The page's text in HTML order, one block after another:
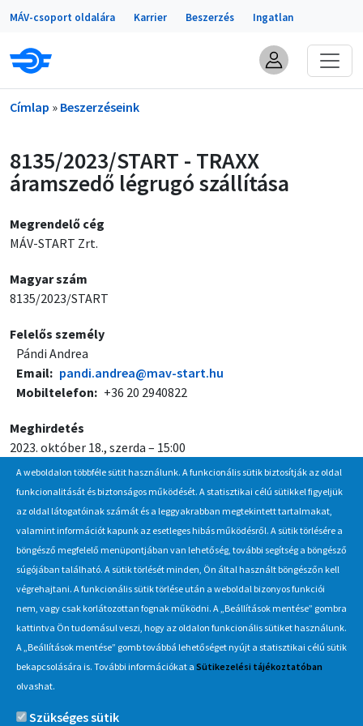
Ugrás a tartalomra
Portálok
MÁV-csoport oldalára Karrier Beszerzés Ingatlan
Morzsa
Címlap Beszerzéseink
8135/2023/START - TRAXX
áramszedő légrugó szállítása
Megrendelő cég
MÁV-START Zrt.
Magyar szám
8135/2023/START
Felelős személy
Pándi Andrea
Email
pandi.andrea@mav-start.hu
Mobiltelefon
+36 20 2940822
Meghirdetés
2023. október 18., szerda – 15:00
Jelentkezési / beadási határidő
2023. november 6., hétfő – 10:00
Hírlevél
Iratkozzon fel Beszerzés Hírlevél szolgáltatásunkra, hogy értesüljön
a MÁV-csoport által indított új beszerzési eljárásokról, anyag,
eszközértékesítési akciókról.
Érdekel
A weboldalon többféle sütit használunk. A funkcionális sütik biztosítják az oldal
funkcionalitását és biztonságos működését. A statisztikai célú sütikkel figyeljük
az oldal látogatóinak számát és a leggyakrabban megtekintett tartalmakat,
valamint információt kapunk az esetleges hibás működésről. A sütik törlésére a
böngésző megfelelő menüpontjában van lehetőség, további segítség a böngésző
súgójában található. A sütik törlését minden, Ön által használt böngészőn kell
végrehajtani. A funkcionális sütik törlése után a weboldal bizonyos funkciói
nem, vagy csak korlátozottan fognak működni. A „Beállítások mentése” gombra
kattintva Ön tudomásul veszi, hogy az oldalon funkcionális sütiket használunk.
A „Beállítások mentése” gomb továbbá lehetőséget nyújt a statisztikai célú sütik
bekapcsolására is. További információkat a Sütikezelési tájékoztatóban
olvashat.
Szükséges sütik